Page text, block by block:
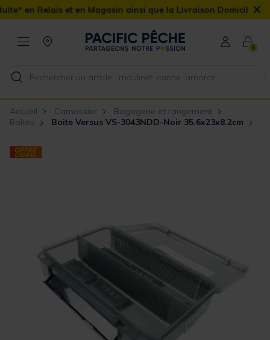
en Magasin ainsi que la Livraison Domicile offerte dès 90€×
0
Accueil Carnassier
Bagagerie et rangement
Boîtes
Boite Versus VS-3043NDD-Noir 35.6x23x8.2cm